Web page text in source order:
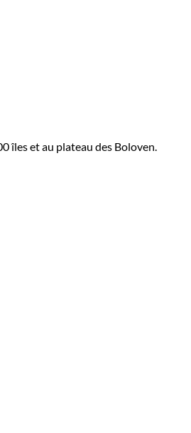
îles et au plateau des Boloven.